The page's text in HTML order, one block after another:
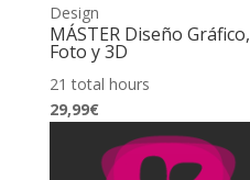
Design
MÁSTER Diseño
Foto y 3D
21 total hours
29,99€